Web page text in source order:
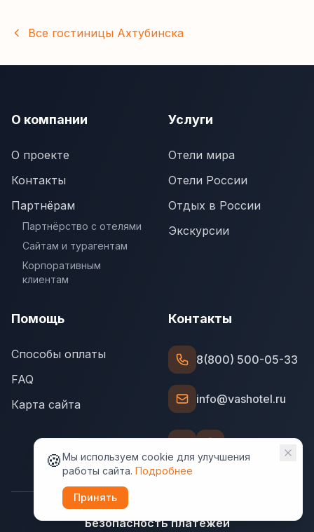
Все гостиницы Ахтубинска
О компании
О проекте
Контакты
Партнёрам
Партнёрство с отелями
Сайтам и турагентам
Корпоративным
клиентам
Услуги
Отели мира
Отели России
Отдых в России
Экскурсии
Помощь
Способы оплаты
FAQ
Карта сайта
Контакты
8(800) 500-05-33
info@vashotel.ru
Безопасность платежей
🍪Мы используем cookie для улучшения
работы сайта. Подробнее
Принять